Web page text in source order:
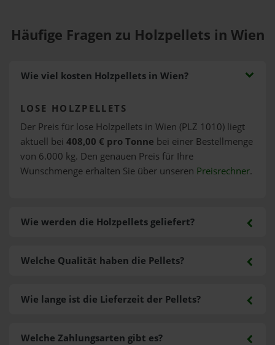
Häufige Fragen zu Holzpellets in Wien
Wie viel kosten Holzpellets in Wien?
LOSE HOLZPELLETS
Der Preis für lose Holzpellets in Wien (PLZ 1010) liegt
aktuell bei 408,00 € pro Tonne bei einer Bestellmenge
von 6.000 kg. Den genauen Preis für Ihre
Wunschmenge erhalten Sie über unseren Preisrechner.
Wie werden die Holzpellets geliefert?
Welche Zahlungsarten gibt es?
Welche Qualität haben die Pellets?
Wie lange ist die Lieferzeit der Pellets?